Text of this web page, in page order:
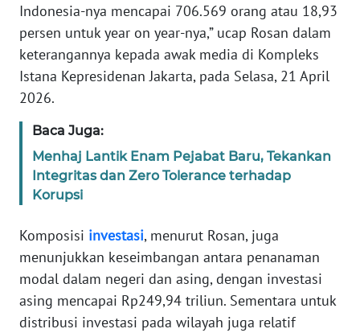
Indonesia-nya mencapai 706.569 orang atau 18,93
persen untuk year on year-nya,” ucap Rosan dalam
keterangannya kepada awak media di Kompleks
Istana Kepresidenan Jakarta, pada Selasa, 21 April
2026.
Baca Juga:
Menhaj Lantik Enam Pejabat Baru, Tekankan
Integritas dan Zero Tolerance terhadap
Korupsi
Komposisi investasi, menurut Rosan, juga
menunjukkan keseimbangan antara penanaman
modal dalam negeri dan asing, dengan investasi
asing mencapai Rp249,94 triliun. Sementara untuk
distribusi investasi pada wilayah juga relatif
MEDIA
SIBER
REDAKSI
DISCLAIMER
Wahana
News
Regional
WN
SUMUT